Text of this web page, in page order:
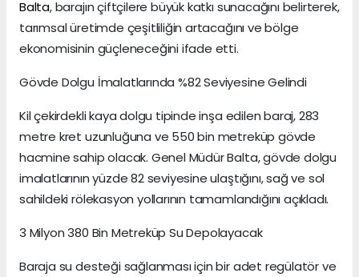
Balta, barajın çiftçilere büyük katkı sunacağını belirterek,
tarımsal üretimde çeşitliliğin artacağını ve bölge
ekonomisinin güçleneceğini ifade etti.
Gövde Dolgu İmalatlarında %82 Seviyesine Gelindi
Kil çekirdekli kaya dolgu tipinde inşa edilen baraj, 283
metre kret uzunluğuna ve 550 bin metreküp gövde
hacmine sahip olacak. Genel Müdür Balta, gövde dolgu
imalatlarının yüzde 82 seviyesine ulaştığını, sağ ve sol
sahildeki rölekasyon yollarının tamamlandığını açıkladı.
3 Milyon 380 Bin Metreküp Su Depolayacak
Baraja su desteği sağlanması için bir adet regülatör ve